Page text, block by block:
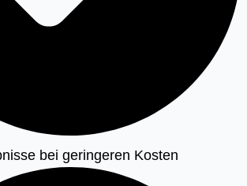
bei geringeren Kosten